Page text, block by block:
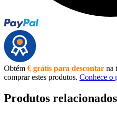
Obtém € grátis para descontar na
comprar estes produtos. Conhece o
Produtos relacionados